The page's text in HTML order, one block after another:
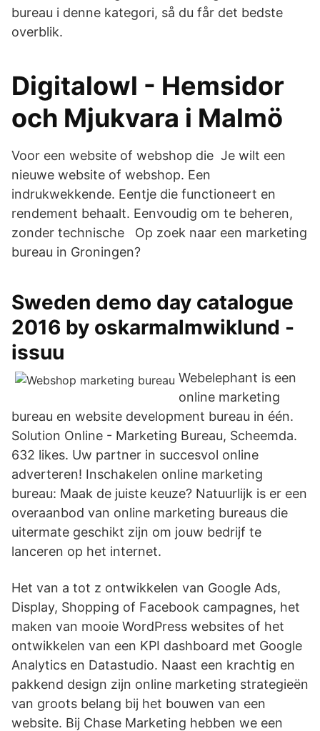
bureau i denne kategori, så du får det bedste
overblik.
Digitalowl - Hemsidor
och Mjukvara i Malmö
Voor een website of webshop die Je wilt een
nieuwe website of webshop. Een
indrukwekkende. Eentje die functioneert en
rendement behaalt. Eenvoudig om te beheren,
zonder technische Op zoek naar een marketing
bureau in Groningen?
Sweden demo day catalogue
2016 by oskarmalmwiklund -
issuu
Webelephant is een
online marketing
bureau en website development bureau in één.
Solution Online - Marketing Bureau, Scheemda.
632 likes. Uw partner in succesvol online
adverteren! Inschakelen online marketing
bureau: Maak de juiste keuze? Natuurlijk is er een
overaanbod van online marketing bureaus die
uitermate geschikt zijn om jouw bedrijf te
lanceren op het internet.
Het van a tot z ontwikkelen van Google Ads,
Display, Shopping of Facebook campagnes, het
maken van mooie WordPress websites of het
ontwikkelen van een KPI dashboard met Google
Analytics en Datastudio. Naast een krachtig en
pakkend design zijn online marketing strategieën
van groots belang bij het bouwen van een
website. Bij Chase Marketing hebben we een